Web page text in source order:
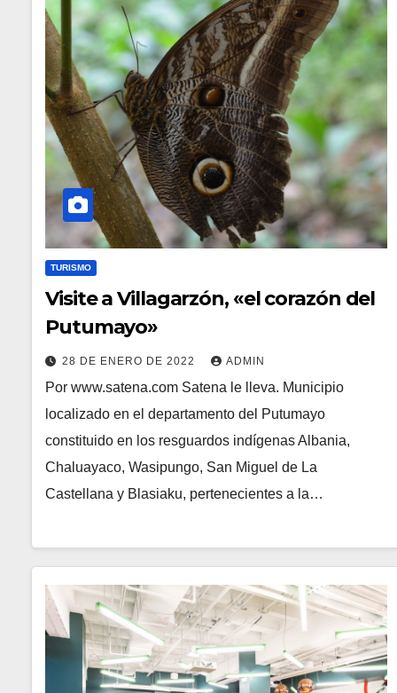
TURISMO
Visite a Villagarzón, «el corazón del
Putumayo»
28 DE ENERO DE 2022 ADMIN
Por www.satena.com Satena le lleva. Municipio
localizado en el departamento del Putumayo
constituido en los resguardos indígenas Albania,
Chaluayaco, Wasipungo, San Miguel de La
Castellana y Blasiaku, pertenecientes a la…